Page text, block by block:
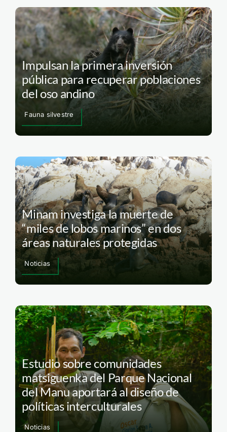
Impulsan la primera inversión
pública para recuperar poblaciones
del oso andino
Fauna silvestre
Minam investiga la muerte de
“miles de lobos marinos” en dos
áreas naturales protegidas
Noticias
Estudio sobre comunidades
matsiguenka del Parque Nacional
del Manu aportará al diseño de
políticas interculturales
Noticias